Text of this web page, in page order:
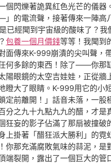
閃爍著詭異紅色光芒的儀
的電流聲，接著傳來一陣高
經聞到宇宙級的酸味了？我
包養一個月價錢等等！我聞到
傳來K-999崩潰的尖叫聲
何多餘的東西！除了——你那
眼鏡的太空吉娃娃，正從
大了眼睛。K-999用它的小
前離開！」話音未落，一
分之九十九點九九的醋，才
妄的影子佔滿了那扇被撞
掛著「醋狂派大勝利」的
那充滿腐敗氣味的蒜泥，
端裂開，露出了一個巨大的